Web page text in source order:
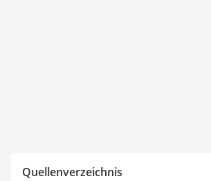
Quellenverzeichnis